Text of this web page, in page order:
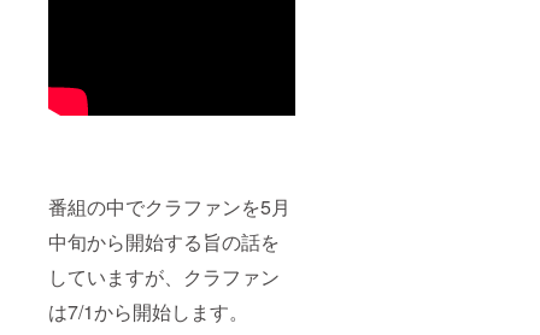
番組の中でクラファンを5月
中旬から開始する旨の話を
していますが、クラファン
は7/1から開始します。